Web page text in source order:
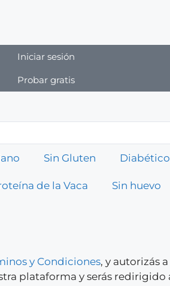
Iniciar sesión
Probar gratis
Sin Gluten Diabético
de la Vaca Sin huevo
y Condiciones, y autorizás
plataforma y serás redirigido